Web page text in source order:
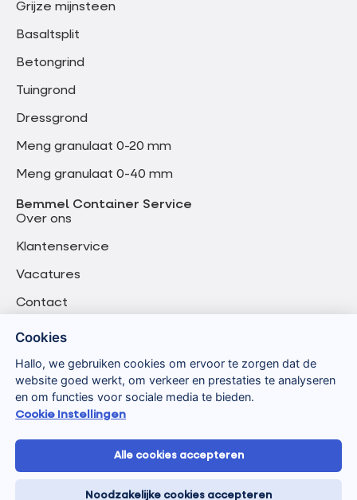
Grijze mijnsteen
Basaltsplit
Betongrind
Tuingrond
Dressgrond
Meng granulaat 0-20 mm
Meng granulaat 0-40 mm
Bemmel Container Service
Over ons
Klantenservice
Vacatures
Contact
Cookies
Hallo, we gebruiken cookies om ervoor te zorgen dat de
website goed werkt, om verkeer en prestaties te analyseren
en om functies voor sociale media te bieden.
Cookie Instellingen
Alle cookies accepteren
Noodzakelijke cookies accepteren